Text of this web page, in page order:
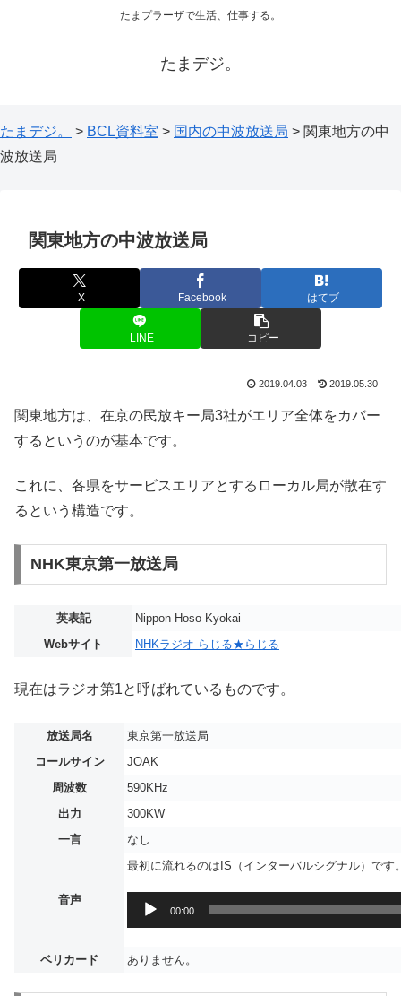
たまプラーザで生活、仕事する。
たまデジ。
たまデジ。 > BCL資料室 > 国内の中波放送局 > 関東地方の中
波放送局
関東地方の中波放送局
X Facebook はてブ
LINE コピー
2019.04.03 2019.05.30
関東地方は、在京の民放キー局3社がエリア全体をカバー
するというのが基本です。
これに、各県をサービスエリアとするローカル局が散在す
るという構造です。
NHK東京第一放送局
英表記
Nippon Hoso Kyokai
Webサイト
NHKラジオ らじる★らじる
現在はラジオ第1と呼ばれているものです。
放送局名
東京第一放送局
コールサイン
JOAK
周波数
590KHz
出力
300KW
一言
なし
音声
最初に流れるのはIS（インターバルシグナル）です
レ
00:00
ベリカード ありません。